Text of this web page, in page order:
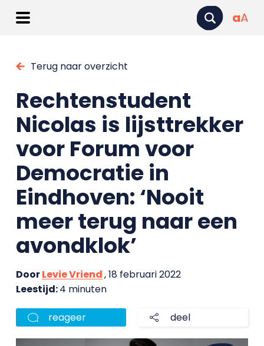
aA
Terug naar overzicht
Rechtenstudent
Nicolas is lijsttrekker
voor Forum voor
Democratie in
Eindhoven: ‘Nooit
meer terug naar een
avondklok’
DoorLevie Vriend, 18 februari 2022
Leestijd:4 minuten
reageer deel